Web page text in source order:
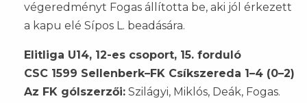
végeredményt Fogas állította be, aki jól érkezett
a kapu elé Sípos L. beadására.
Elitliga U14, 12-es csoport, 15. forduló
CSC 1599 Sellenberk–FK Csíkszereda 1–4 (0–2)
Az FK gólszerzői: Szilágyi, Miklós, Deák, Fogas.